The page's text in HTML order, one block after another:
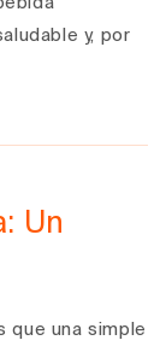
y, por
Un
que una simple